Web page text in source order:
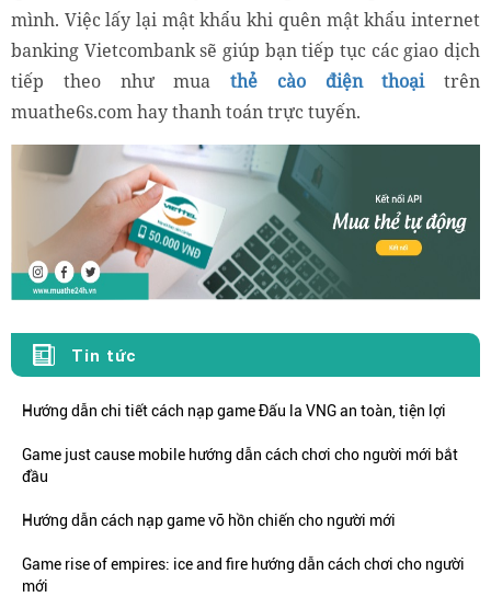
mình. Việc lấy lại mật khẩu khi quên mật khẩu internet
banking Vietcombank sẽ giúp bạn tiếp tục các giao dịch
tiếp theo như mua thẻ cào điện thoạitrên
muathe6s.com hay thanh toán trực tuyến.
Tin tức
Hướng dẫn chi tiết cách nạp game Đấu la VNG an toàn, tiện lợi
Game just cause mobile hướng dẫn cách chơi cho người mới bắt
đầu
Hướng dẫn cách nạp game võ hồn chiến cho người mới
Game rise of empires: ice and fire hướng dẫn cách chơi cho người
mới